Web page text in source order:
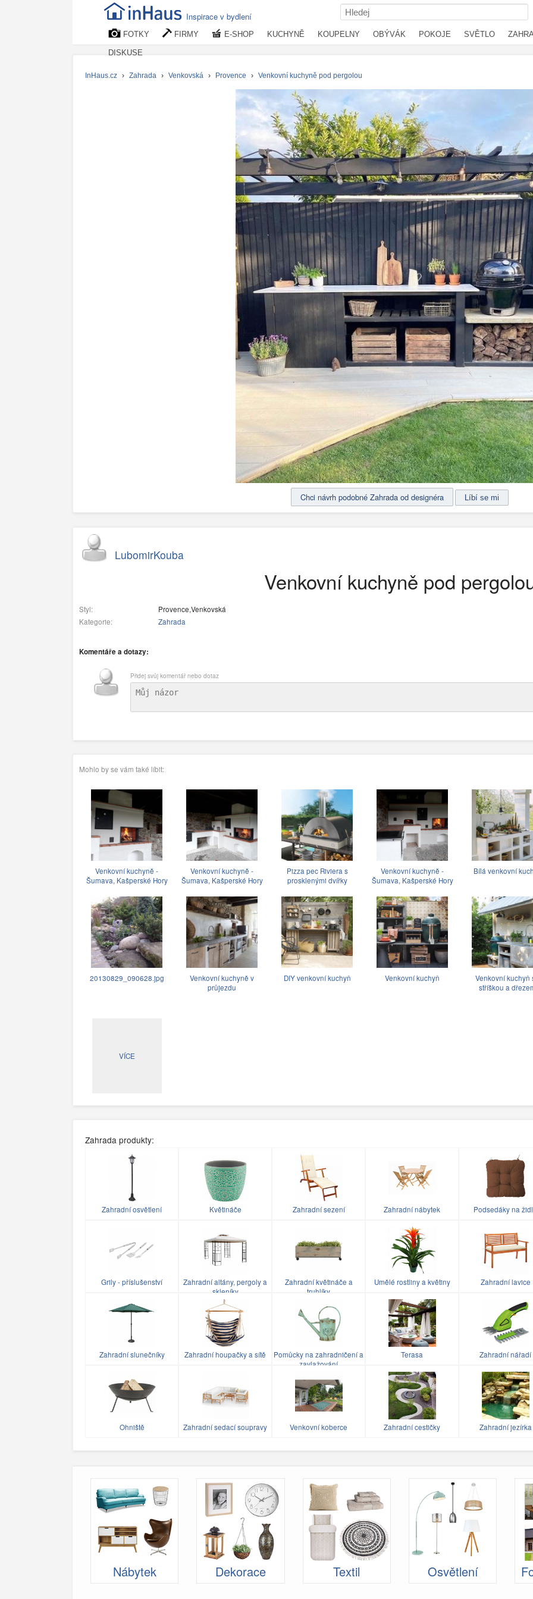
Inspirace v bydlení
FOTKY FIRMY E-SHOP KUCHYNĚ KOUPELNY OBÝVÁK POKOJE SVĚTLO
DISKUSE
InHaus.cz › Zahrada › Venkovská › Provence › Venkovní kuchyně pod pergolou
Chci návrh podobné Zahrada od designéra
LubomirKouba
Venkovní kuchyně pod
Styl:
Provence,Venkovská
Kategorie:
Zahrada
Komentáře a dotazy:
Přidej svůj komentář nebo dotaz
Mohlo by se vám také líbit:
Venkovní kuchyně -
Šumava, Kašperské Hory
Venkovní kuchyně -
Šumava, Kašperské Hory
Pizza pec Riviera s
prosklenými dvířky
Venkovní kuchyně -
Šumava, Kašperské Hory
Bílá venkovní
20130829_090628.jpg
Venkovní kuchyně v
průjezdu
DIY venkovní kuchyň Venkovní kuchyň
Venkovní kuchyň
stříškou a
VÍCE
Zahrada produkty:
Zahradní osvětlení Květináče Zahradní sezení Zahradní nábytek Podsedáky na
Grily - příslušenství
Zahradní altány, pergoly a
skleníky
Zahradní květináče a
truhlíky
Umělé rostliny a květiny Zahradní lavice
Zahradní slunečníky Zahradní houpačky a sítě
Pomůcky na zahradničení a
zavlažování
Terasa Zahradní nářadí
Ohniště Zahradní sedací soupravy Venkovní koberce Zahradní cestičky Zahradní jezírka
Nábytek Dekorace Textil Osvětlení